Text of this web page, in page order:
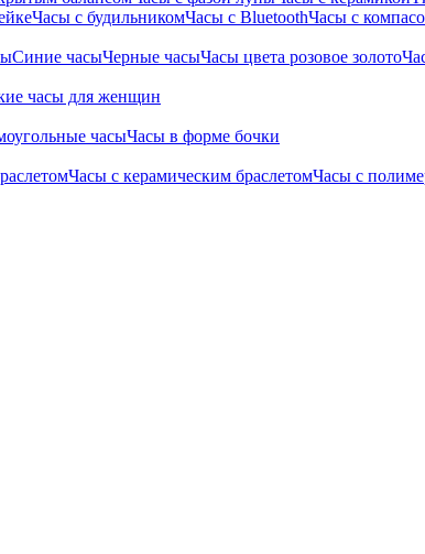
Часы с будильникомЧасы с BluetoothЧасы с
Синие часыЧерные часыЧасы цвета розовое золото
часы для женщин
часыЧасы в форме бочки
Часы с керамическим браслетомЧасы с